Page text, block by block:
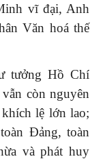
vĩ đại, Anh
Văn hoá thế
tưởng Hồ Chí
còn nguyên
lệ lớn lao;
Đảng, toàn
và phát huy